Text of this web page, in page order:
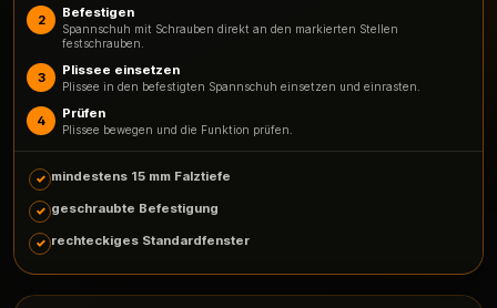
2 Befestigen
Spannschuh mit Schrauben direkt an den markierten Stellen
festschrauben.
3 Plissee einsetzen
Plissee in den befestigten Spannschuh einsetzen und einrasten.
4 Prüfen
Plissee bewegen und die Funktion prüfen.
mindestens 15 mm Falztiefe
geschraubte Befestigung
rechteckiges Standardfenster